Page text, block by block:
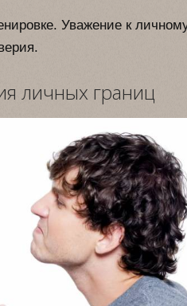
Уважение к
личных границ